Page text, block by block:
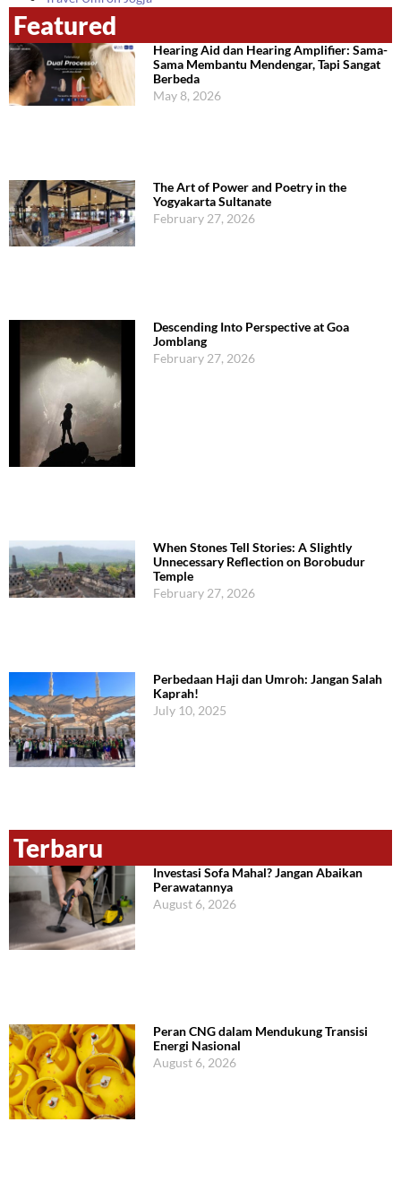
Featured
Hearing Aid dan Hearing Amplifier: Sama-
Sama Membantu Mendengar, Tapi Sangat
Berbeda
May 8, 2026
The Art of Power and Poetry in the
Yogyakarta Sultanate
February 27, 2026
Descending Into Perspective at Goa
Jomblang
February 27, 2026
When Stones Tell Stories: A Slightly
Unnecessary Reflection on Borobudur
Temple
February 27, 2026
Perbedaan Haji dan Umroh: Jangan Salah
Kaprah!
July 10, 2025
Terbaru
Investasi Sofa Mahal? Jangan Abaikan
Perawatannya
August 6, 2026
Peran CNG dalam Mendukung Transisi
Energi Nasional
August 6, 2026